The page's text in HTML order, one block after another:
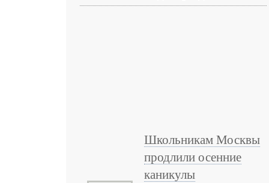
Школьникам Москвы
продлили осенние
каникулы